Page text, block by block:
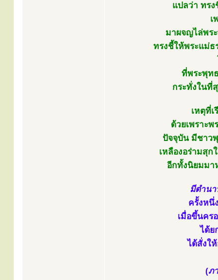
แปลว่า ทร
เ
มาผจญไล่พร
ทรงชี้ให้พระแม่
ที่พระพุท
กระทั่งในที่
เหตุที่
ด้วยเพราะ
ปัจจุบัน มีชาว
เหลืองอร่ามสุ
อีกทั้งนิยมมา
มีตำนา
ครั้งหนึ่
เมื่อขึ้นคร
ได้ย
ได้สั่งใ
(ภ